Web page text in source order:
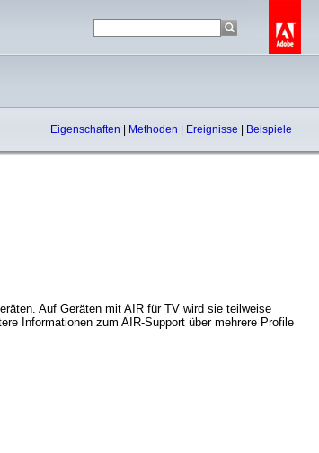
Eigenschaften Methoden Ereignisse Beispiele
Auf Geräten mit AIR für TV wird sie teilweise
Informationen zum AIR-Support über mehrere Profile